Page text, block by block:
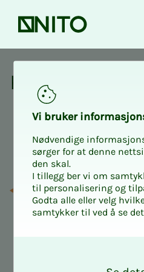
Forsiden
Kurs og
Kurs og
Vi bru­­­ker
Nødvendige
sørger for at denne
den skal.
I tillegg ber vi om
til personalisering og
Godta alle eller velg
samtykker til ved å se